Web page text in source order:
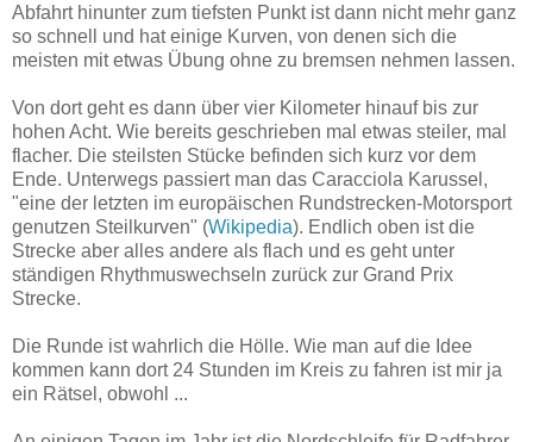
Abfahrt hinunter zum tiefsten Punkt ist dann nicht mehr ganz
so schnell und hat einige Kurven, von denen sich die
meisten mit etwas Übung ohne zu bremsen nehmen lassen.
Von dort geht es dann über vier Kilometer hinauf bis zur
hohen Acht. Wie bereits geschrieben mal etwas steiler, mal
flacher. Die steilsten Stücke befinden sich kurz vor dem
Ende. Unterwegs passiert man das Caracciola Karussel,
"eine der letzten im europäischen Rundstrecken-Motorsport
genutzen Steilkurven" (Wikipedia). Endlich oben ist die
Strecke aber alles andere als flach und es geht unter
ständigen Rhythmuswechseln zurück zur Grand Prix
Strecke.
Die Runde ist wahrlich die Hölle. Wie man auf die Idee
kommen kann dort 24 Stunden im Kreis zu fahren ist mir ja
ein Rätsel, obwohl ...